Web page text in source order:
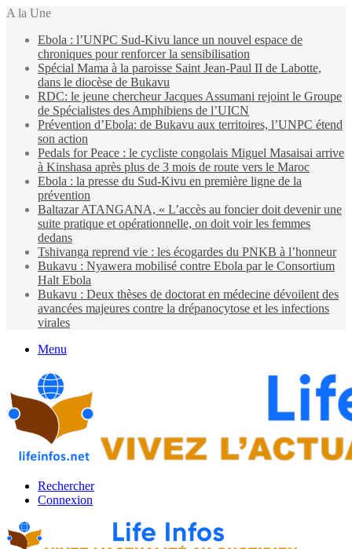
A la Une
Ebola : l’UNPC Sud-Kivu lance un nouvel espace de
chroniques pour renforcer la sensibilisation
Spécial Mama à la paroisse Saint Jean-Paul II de Labotte,
dans le diocèse de Bukavu
RDC: le jeune chercheur Jacques Assumani rejoint le Groupe
de Spécialistes des Amphibiens de l’UICN
Prévention d’Ebola: de Bukavu aux territoires, l’UNPC étend
son action
Pedals for Peace : le cycliste congolais Miguel Masaisai arrive
à Kinshasa après plus de 3 mois de route vers le Maroc
Ebola : la presse du Sud-Kivu en première ligne de la
prévention
Baltazar ATANGANA, « L’accès au foncier doit devenir une
suite pratique et opérationnelle, on doit voir les femmes
dedans
Tshivanga reprend vie : les écogardes du PNKB à l’honneur
Bukavu : Nyawera mobilisé contre Ebola par le Consortium
Halt Ebola
Bukavu : Deux thèses de doctorat en médecine dévoilent des
avancées majeures contre la drépanocytose et les infections
virales
Menu
Rechercher
Connexion